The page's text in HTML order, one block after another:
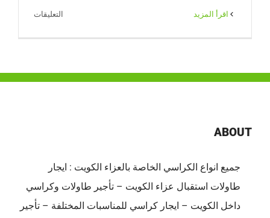
التعليقات
فطيرة
–
ABOUT
جميع انواع الكراسي الخاصة بالعزاء الكويت : ايجار
طاولات استقبال عزاء الكويت – تأجير طاولات وكراسي
داخل الكويت – ايجار كراسي للمناسبات المختلفة – تأجير